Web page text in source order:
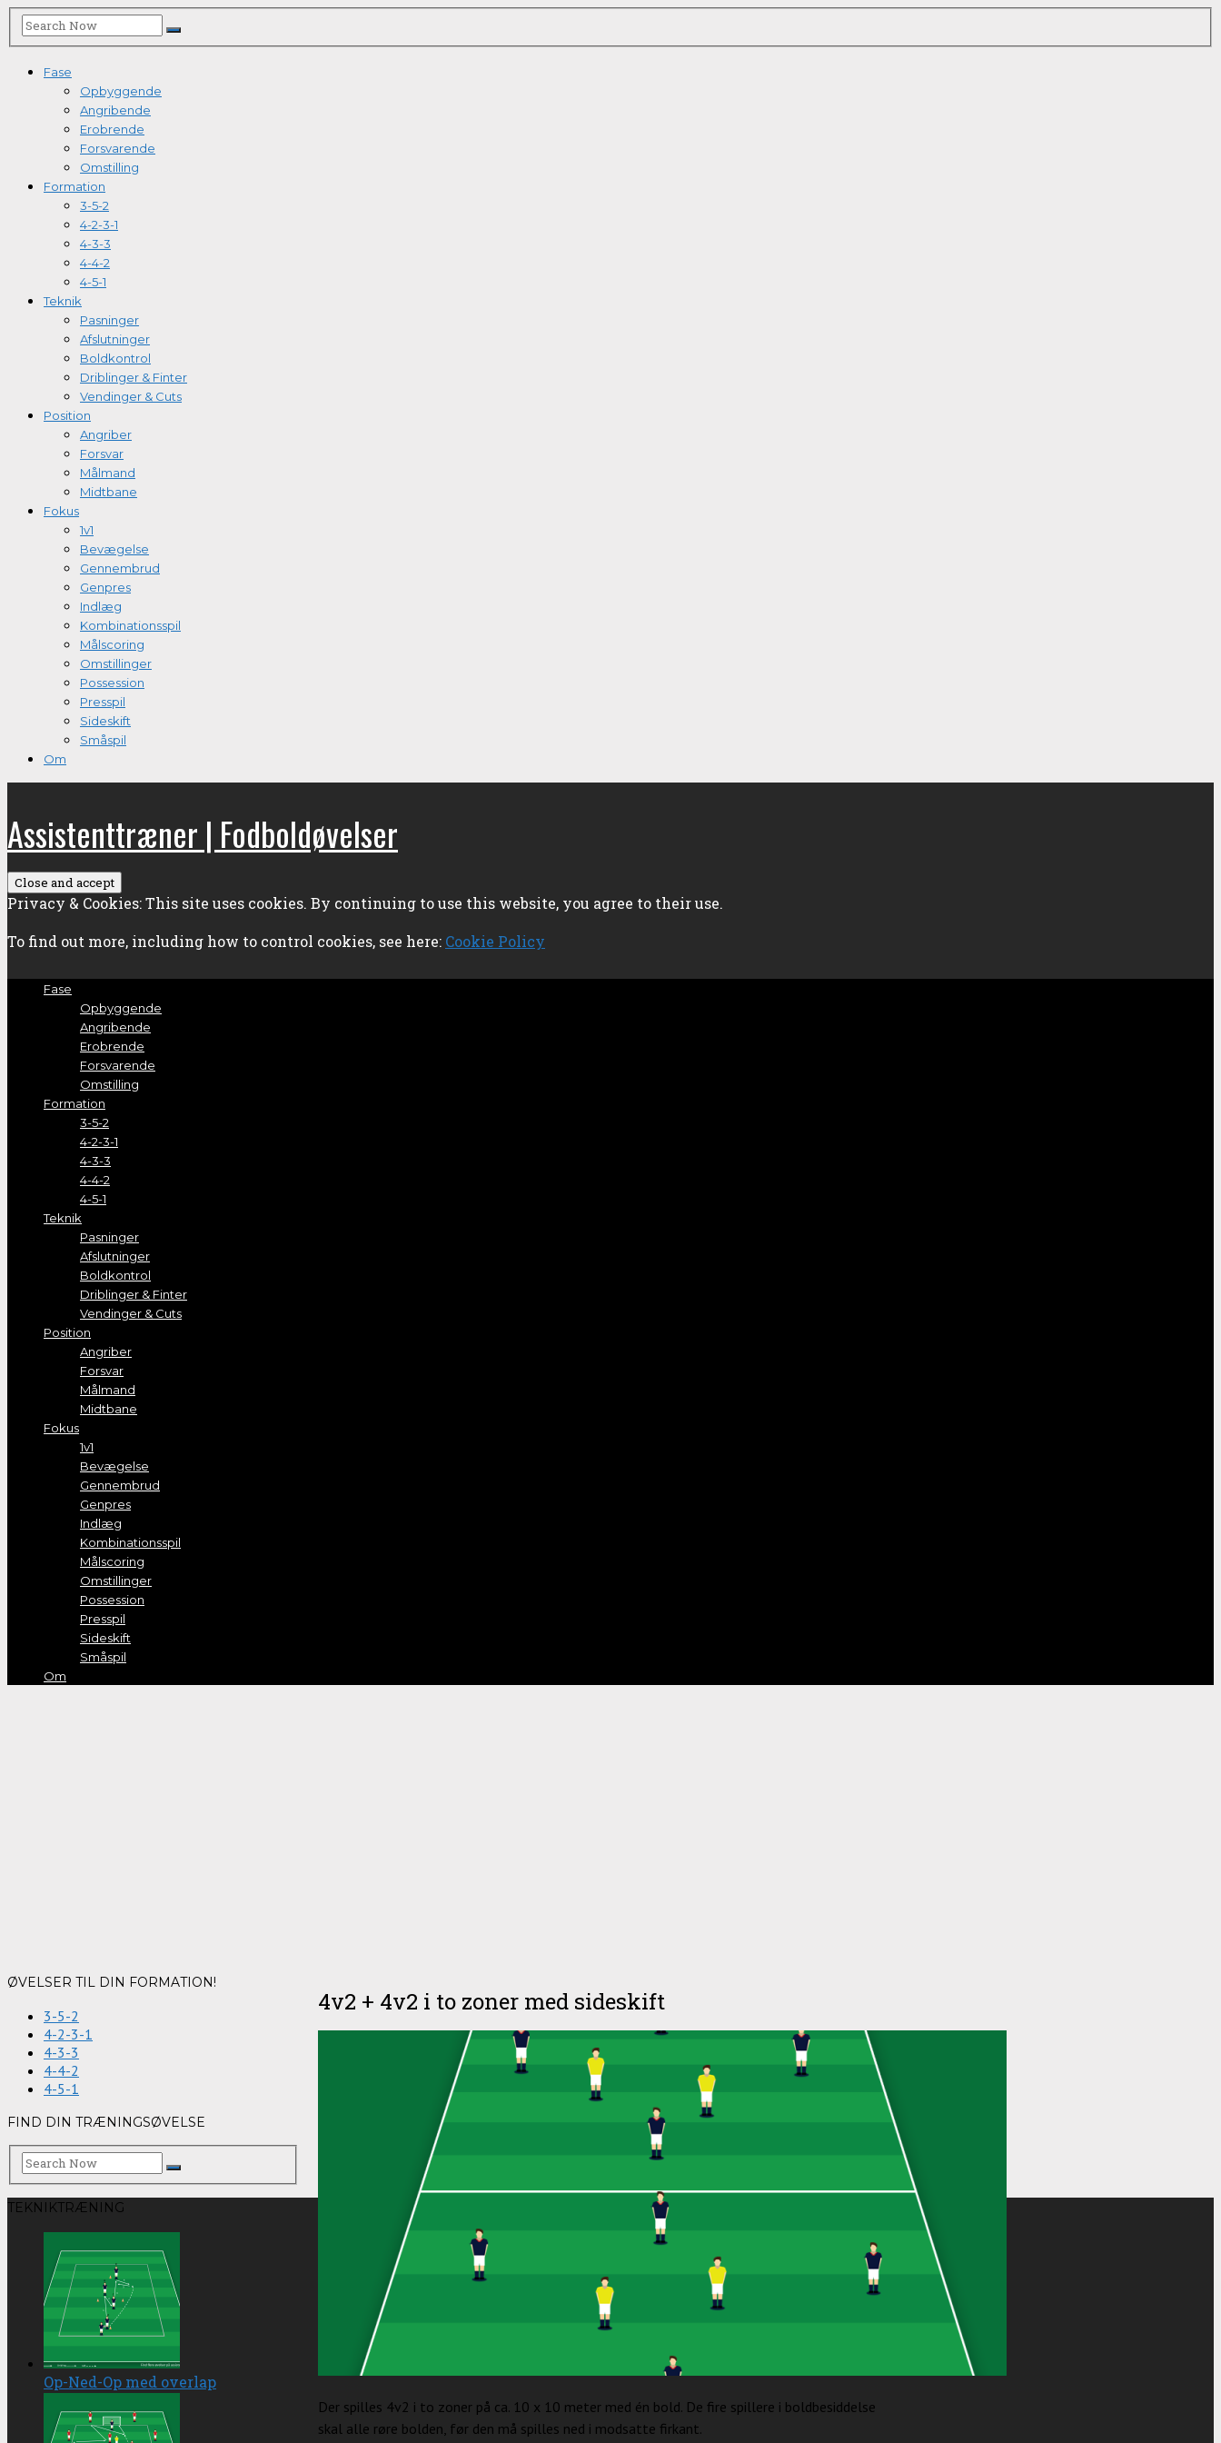
Fase
Opbyggende
Angribende
Erobrende
Forsvarende
Omstilling
Formation
3-5-2
4-2-3-1
4-3-3
4-4-2
4-5-1
Teknik
Pasninger
Afslutninger
Boldkontrol
Driblinger & Finter
Vendinger & Cuts
Position
Angriber
Forsvar
Målmand
Midtbane
Fokus
1v1
Bevægelse
Gennembrud
Genpres
Indlæg
Kombinationsspil
Målscoring
Omstillinger
Possession
Presspil
Sideskift
Småspil
Om
Assistenttræner | Fodboldøvelser
Privacy & Cookies: This site uses cookies. By continuing to use this website, you agree to their use.
To find out more, including how to control cookies, see here: Cookie Policy
Fase
Opbyggende
Angribende
Erobrende
Forsvarende
Omstilling
Formation
3-5-2
4-2-3-1
4-3-3
4-4-2
4-5-1
Teknik
Pasninger
Afslutninger
Boldkontrol
Driblinger & Finter
Vendinger & Cuts
Position
Angriber
Forsvar
Målmand
Midtbane
Fokus
1v1
Bevægelse
Gennembrud
Genpres
Indlæg
Kombinationsspil
Målscoring
Omstillinger
Possession
Presspil
Sideskift
Småspil
Om
4v2 + 4v2 i to zoner med sideskift
Der spilles 4v2 i to zoner på ca. 10 x 10 meter med én bold. De fire spillere i boldbesiddelse
skal alle røre bolden, før den må spilles ned i modsatte firkant.
ØVELSER TIL DIN FORMATION!
3-5-2
4-2-3-1
4-3-3
4-4-2
4-5-1
FIND DIN TRÆNINGSØVELSE
TEKNIKTRÆNING
Op-Ned-Op med overlap